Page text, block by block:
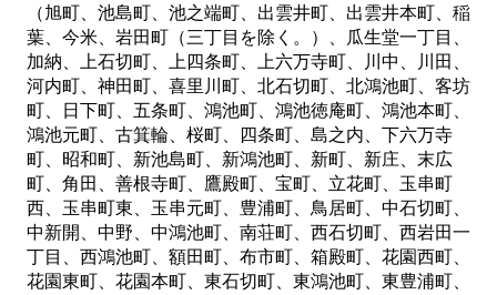
（旭町、池島町、池之端町、出雲井町、出雲井本町、稲
葉、今米、岩田町（三丁目を除く。）、瓜生堂一丁目、
加納、上石切町、上四条町、上六万寺町、川中、川田、
河内町、神田町、喜里川町、北石切町、北鴻池町、客坊
町、日下町、五条町、鴻池町、鴻池徳庵町、鴻池本町、
鴻池元町、古箕輪、桜町、四条町、島之内、下六万寺
町、昭和町、新池島町、新鴻池町、新町、新庄、末広
町、角田、善根寺町、鷹殿町、宝町、立花町、玉串町
西、玉串町東、玉串元町、豊浦町、鳥居町、中石切町、
中新開、中野、中鴻池町、南荘町、西石切町、西岩田一
丁目、西鴻池町、額田町、布市町、箱殿町、花園西町、
花園東町、花園本町、東石切町、東鴻池町、東豊浦町、